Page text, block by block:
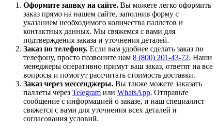
Оформите заявку на сайте. Вы можете легко оформить
заказ прямо на нашем сайте, заполнив форму с
указанием необходимого количества паллетов и
контактных данных. Мы свяжемся с вами для
подтверждения заказа и уточнения деталей.
Заказ по телефону. Если вам удобнее сделать заказ по
телефону, просто позвоните нам 8 (800) 201-43-72. Наши
менеджеры оперативно примут ваш заказ, ответят на все
вопросы и помогут рассчитать стоимость доставки.
Заказ через мессенджеры. Вы также можете заказать
паллеты через Telegram или WhatsApp. Отправьте
сообщение с информацией о заказе, и наш специалист
свяжется с вами для уточнения всех деталей и
согласования условий.